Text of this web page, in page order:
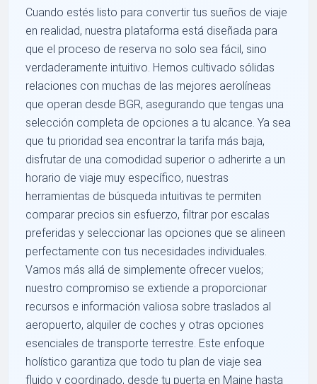
Cuando estés listo para convertir tus sueños de viaje
en realidad, nuestra plataforma está diseñada para
que el proceso de reserva no solo sea fácil, sino
verdaderamente intuitivo. Hemos cultivado sólidas
relaciones con muchas de las mejores aerolíneas
que operan desde BGR, asegurando que tengas una
selección completa de opciones a tu alcance. Ya sea
que tu prioridad sea encontrar la tarifa más baja,
disfrutar de una comodidad superior o adherirte a un
horario de viaje muy específico, nuestras
herramientas de búsqueda intuitivas te permiten
comparar precios sin esfuerzo, filtrar por escalas
preferidas y seleccionar las opciones que se alineen
perfectamente con tus necesidades individuales.
Vamos más allá de simplemente ofrecer vuelos;
nuestro compromiso se extiende a proporcionar
recursos e información valiosa sobre traslados al
aeropuerto, alquiler de coches y otras opciones
esenciales de transporte terrestre. Este enfoque
holístico garantiza que todo tu plan de viaje sea
fluido y coordinado, desde tu puerta en Maine hasta